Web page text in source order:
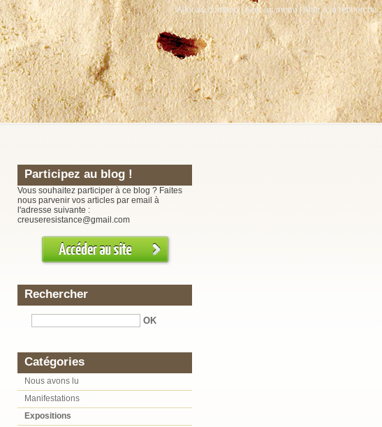
Aller au contenu|Aller au menu|Aller à la recherche
Participez au blog !
Vous souhaitez participer à ce blog ? Faites
nous parvenir vos articles par email à
l'adresse suivante :
creuseresistance@gmail.com
Rechercher
Catégories
Nous avons lu
Manifestations
Expositions